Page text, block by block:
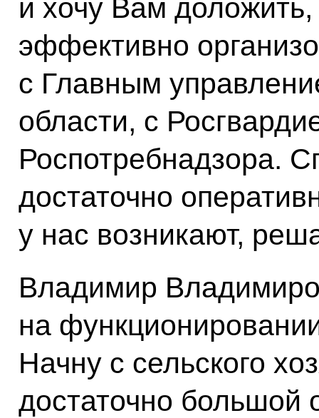
и хочу Вам
эффективно
с Главным
области, с
Роспотребнадзора.
достаточно
у нас возникают,
Владимир
на
Начну с сельского
достаточно большой